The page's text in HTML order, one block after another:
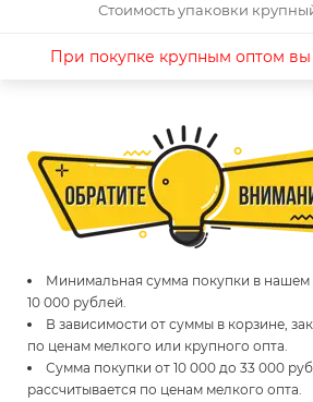
Стоимость упаковки
При покупке крупным оптом вы
Минимальная сумма покупки в нашем
10 000 рублей.
В зависимости от суммы в корзине,
по ценам мелкого или крупного опта.
Сумма покупки от 10 000 до 33 000
рассчитывается по ценам мелкого опта.